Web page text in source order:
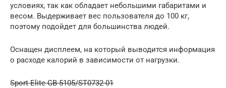
условиях, так как обладает небольшими габаритами и
весом. Выдерживает вес пользователя до 100 кг,
поэтому подойдет для большинства людей.
Оснащен дисплеем, на который выводится информация
о расходе калорий в зависимости от нагрузки.
Sport Elite GB-5105/ST0732-01